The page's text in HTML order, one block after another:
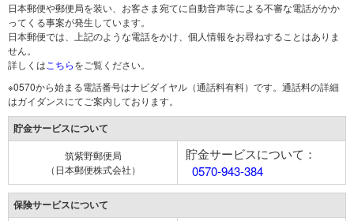
日本郵便や郵便局を装い、お客さま宛てに自動音声等による不審な電話がかか
ってくる事案が発生しています。
日本郵便では、上記のような電話をかけ、個人情報をお尋ねすることはありま
せん。
詳しくは こちらをご覧ください。
※0570から始まる電話番号はナビダイヤル（通話料有料）です。通話料の詳細
はガイダンスにてご案内しております。
貯金サービスについて
筑紫野郵便局
（日本郵便株式会社）
貯金サービスについて：
0570-943-384
保険サービスについて